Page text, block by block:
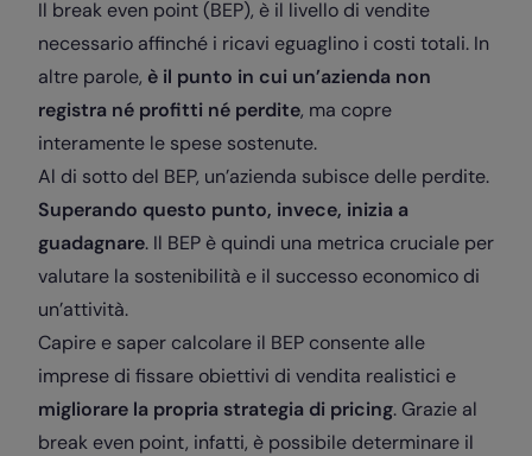
Il break even point (BEP), è il livello di vendite
necessario affinché i ricavi eguaglino i costi totali. In
altre parole, è il punto in cui un’azienda non
registra né profitti né perdite, ma copre
interamente le spese sostenute.
Al di sotto del BEP, un’azienda subisce delle perdite.
Superando questo punto, invece, inizia a
guadagnare. Il BEP è quindi una metrica cruciale per
valutare la sostenibilità e il successo economico di
un’attività.
Capire e saper calcolare il BEP consente alle
imprese di fissare obiettivi di vendita realistici e
migliorare la propria strategia di pricing. Grazie al
break even point, infatti, è possibile determinare il